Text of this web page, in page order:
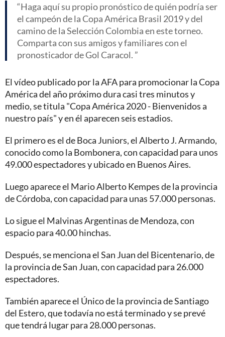
Haga aquí su propio pronóstico de quién podría ser
el campeón de la Copa América Brasil 2019 y del
camino de la Selección Colombia en este torneo.
Comparta con sus amigos y familiares con el
pronosticador de Gol Caracol.
El vídeo publicado por la AFA para promocionar la Copa
América del año próximo dura casi tres minutos y
medio, se titula "Copa América 2020 - Bienvenidos a
nuestro país" y en él aparecen seis estadios.
El primero es el de Boca Juniors, el Alberto J. Armando,
conocido como la Bombonera, con capacidad para unos
49.000 espectadores y ubicado en Buenos Aires.
Luego aparece el Mario Alberto Kempes de la provincia
de Córdoba, con capacidad para unas 57.000 personas.
Lo sigue el Malvinas Argentinas de Mendoza, con
espacio para 40.00 hinchas.
Después, se menciona el San Juan del Bicentenario, de
la provincia de San Juan, con capacidad para 26.000
espectadores.
También aparece el Único de la provincia de Santiago
del Estero, que todavía no está terminado y se prevé
que tendrá lugar para 28.000 personas.